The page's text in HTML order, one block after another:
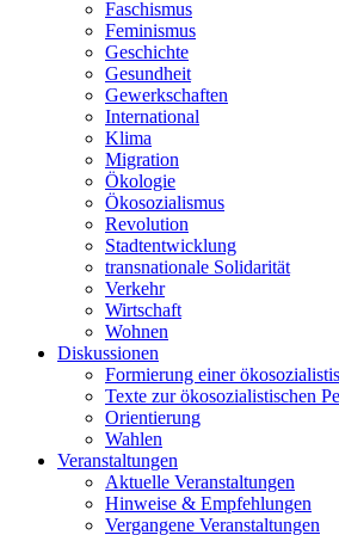
Faschismus
Feminismus
Geschichte
Gesundheit
Gewerkschaften
International
Klima
Migration
Ökologie
Ökosozialismus
Revolution
Stadtentwicklung
transnationale Solidarität
Verkehr
Wirtschaft
Wohnen
Diskussionen
Formierung einer
Texte zur ökosozialistischen
Orientierung
Wahlen
Veranstaltungen
Aktuelle Veranstaltungen
Hinweise & Empfehlungen
Vergangene Veranstaltungen